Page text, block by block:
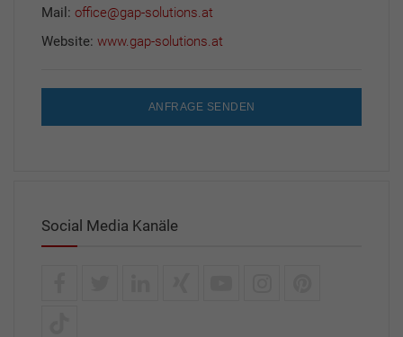
Mail: office@gap-solutions.at
Website: www.gap-solutions.at
ANFRAGE SENDEN
Social Media Kanäle